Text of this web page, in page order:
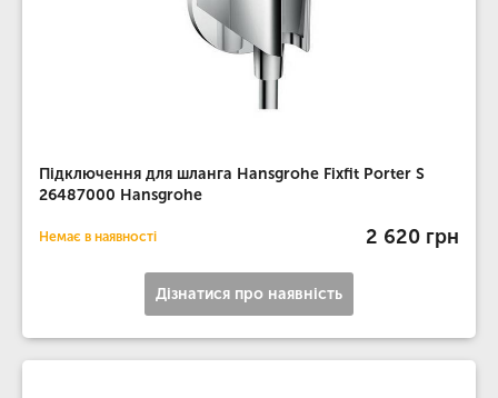
Підключення для шланга Hansgrohe Fixfit Porter S
26487000 Hansgrohe
Немає в наявності 2 620 грн
Дізнатися про наявність